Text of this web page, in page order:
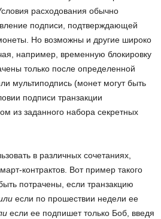
расходования обычно
подписи, подтверждающей
Но возможны и другие широко
например, временную блокировку
только после определенной
мультиподпись (монет могут быть
подписи транзакции
из заданного набора секретных
в различных сочетаниях,
контрактов. Вот пример такого
потрачены, если транзакцию
если по прошествии недели ее
если ее подпишет только Боб, введя